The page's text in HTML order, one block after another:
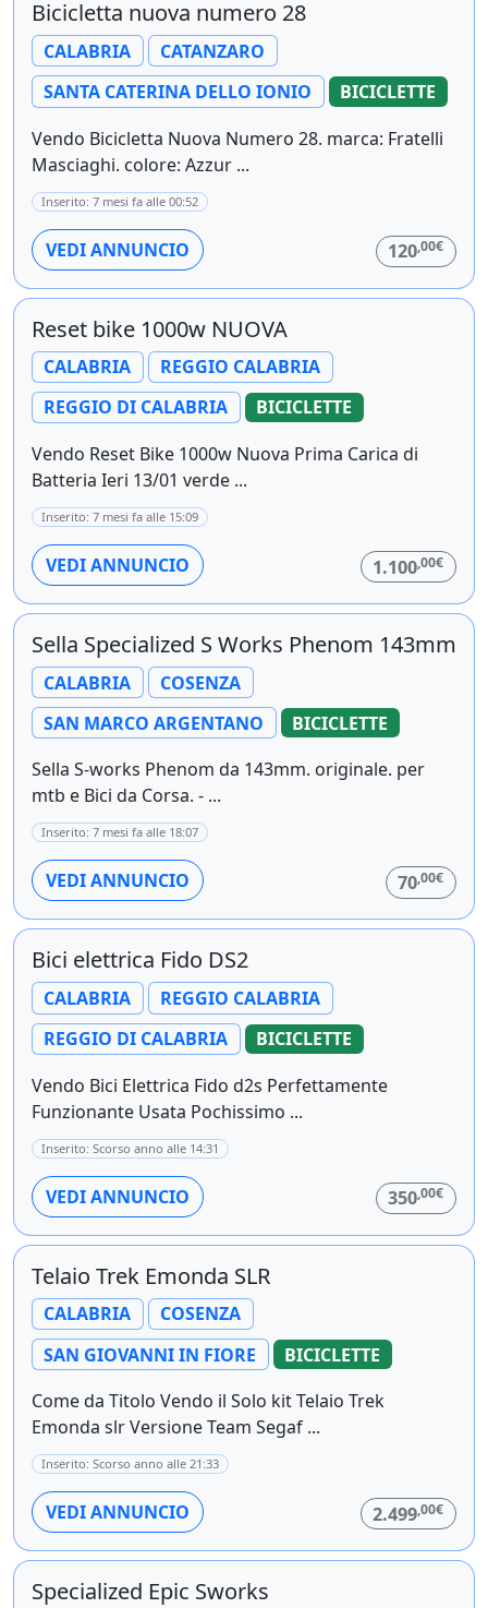
Bicicletta nuova numero 28
CALABRIA
CATANZARO
SANTA CATERINA DELLO IONIO
BICICLETTE
Vendo Bicicletta Nuova Numero 28. marca: Fratelli
Masciaghi. colore: Azzur ...
Inserito: 7 mesi fa alle 00:52
VEDI ANNUNCIO 120,00€
Reset bike 1000w NUOVA
CALABRIA
REGGIO CALABRIA
REGGIO DI CALABRIA
BICICLETTE
Vendo Reset Bike 1000w Nuova Prima Carica di
Batteria Ieri 13/01 verde ...
Inserito: 7 mesi fa alle 15:09
VEDI ANNUNCIO 1.100,00€
Sella Specialized S Works Phenom 143mm
CALABRIA
COSENZA
SAN MARCO ARGENTANO
BICICLETTE
Sella S-works Phenom da 143mm. originale. per
mtb e Bici da Corsa. - ...
Inserito: 7 mesi fa alle 18:07
VEDI ANNUNCIO 70,00€
Bici elettrica Fido DS2
CALABRIA
REGGIO CALABRIA
REGGIO DI CALABRIA
BICICLETTE
Vendo Bici Elettrica Fido d2s Perfettamente
Funzionante Usata Pochissimo ...
Inserito: Scorso anno alle 14:31
VEDI ANNUNCIO 350,00€
Telaio Trek Emonda SLR
CALABRIA
COSENZA
SAN GIOVANNI IN FIORE
BICICLETTE
Come da Titolo Vendo il Solo kit Telaio Trek
Emonda slr Versione Team Segaf ...
Inserito: Scorso anno alle 21:33
VEDI ANNUNCIO 2.499,00€
Specialized Epic Sworks